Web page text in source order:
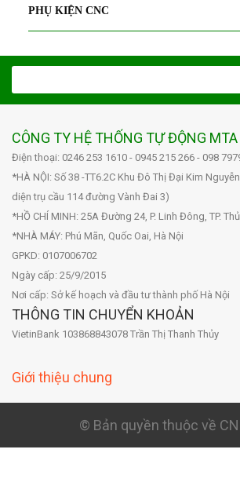
PHỤ KIỆN CNC
CÔNG TY HỆ THỐNG TỰ ĐỘNG MTA
Điện thoại: 0246 253 1610 - 0945 215 266 - 098
*HÀ NỘI: Số 38 -TT6.2C Khu Đô Thị Đại Kim
diện trụ cầu 114 đường Vành Đai 3)
*HỒ CHÍ MINH: 25A Đường 24, P. Linh Đông, TP.
*NHÀ MÁY: Phú Mãn, Quốc Oai, Hà Nội
GPKD: 0107006702
Ngày cấp: 25/9/2015
Nơi cấp: Sở kế hoạch và đầu tư thành phố Hà Nội
THÔNG TIN CHUYỂN KHOẢN
VietinBank 103868843078 Trần Thị Thanh Thủy
Giới thiệu chung
© Bản quyền thuộc về